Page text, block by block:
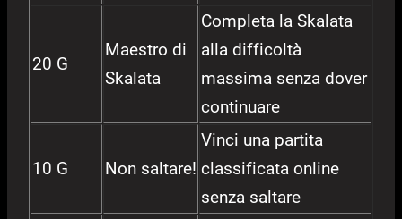
20 G
Maestro di
Skalata
Completa la Skalata
alla difficoltà
massima senza dover
continuare
10 G Non saltare!
Vinci una partita
classificata online
senza saltare